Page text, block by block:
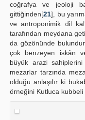
coğrafya ve jeoloji
gittiğinden[21], bu
ve antroponimik dil
tarafından meydana
da gözönünde
çok benzeyen iskân
büyük arazi
mezarlar tarzında
olduğu anlaşılır ki
örneğini Kutluca kubbeli